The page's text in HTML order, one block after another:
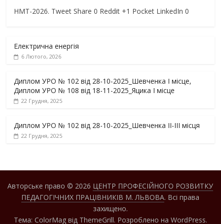
НМТ-2026. Tweet Share 0 Reddit +1 Pocket LinkedIn 0
Електрична енергія
6 Лютого, 2026
Диплом УРО № 102 від 28-10-2025_Шевченка І місце,
Диплом УРО № 108 від 18-11-2025_Яцика І місце
22 Грудня, 2025
Диплом УРО № 102 від 28-10-2025_Шевченка ІІ-ІІІ місця
22 Грудня, 2025
Авторське право © 2026 ЦЕНТР ПРОФЕСІЙНОГО РОЗВИТКУ
ПЕДАГОГІЧНИХ ПРАЦІВНИКІВ М. ЛЬВОВА. Всі права
захищено.
Тема: ColorMagвід ThemeGrill. Розроблено на WordPress.